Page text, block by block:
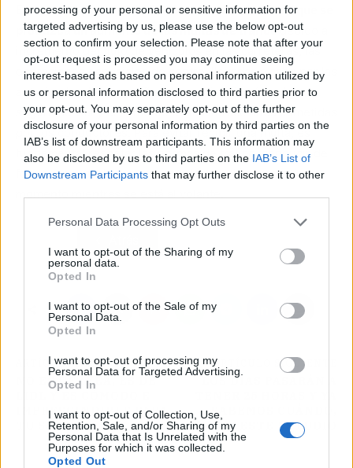
processing of your personal or sensitive information for
targeted advertising by us, please use the below opt-out
section to confirm your selection. Please note that after your
opt-out request is processed you may continue seeing
interest-based ads based on personal information utilized by
us or personal information disclosed to third parties prior to
your opt-out. You may separately opt-out of the further
disclosure of your personal information by third parties on the
IAB’s list of downstream participants. This information may
also be disclosed by us to third parties on the IAB’s List of
Downstream Participants that may further disclose it to other
Personal Data Processing Opt Outs
I want to opt-out of the Sharing of my
personal data.
Opted In
I want to opt-out of the Sale of my
Personal Data.
Opted In
I want to opt-out of processing my
Personal Data for Targeted Advertising.
Opted In
I want to opt-out of Collection, Use,
Retention, Sale, and/or Sharing of my
Personal Data that Is Unrelated with the
Purposes for which it was collected.
Opted Out
En resumen, durante la Semana Santaes habitual que se
produzca un aumento de las multas de tráficodebido al
incremento del flujo de vehículos en las carreteras, las
operaciones especiales de control llevadas a cabo por las
autoridades, las campañas de concienciación sobre
seguridad vial y el aumento de las infracciones cometidas
por los conductores. Para evitar recibir una multa, es
fundamental respetar las normas de tráfico, conducir de
forma responsable y mantener la atención en todo
momento mientras se está al volante.
ARTÍCULO ANTERIOR
NO ES DE IKEA, ES DE
LIDL Y ES CÓMODO E
IMPRESCINDIBLE PARA
TU SALÓN
ARTÍCULO SIGUIENTE
LOS DÍAS PASARÁN A
SABEMOS CUÁNDO,
SEGÚN ESTE ESTUDIO